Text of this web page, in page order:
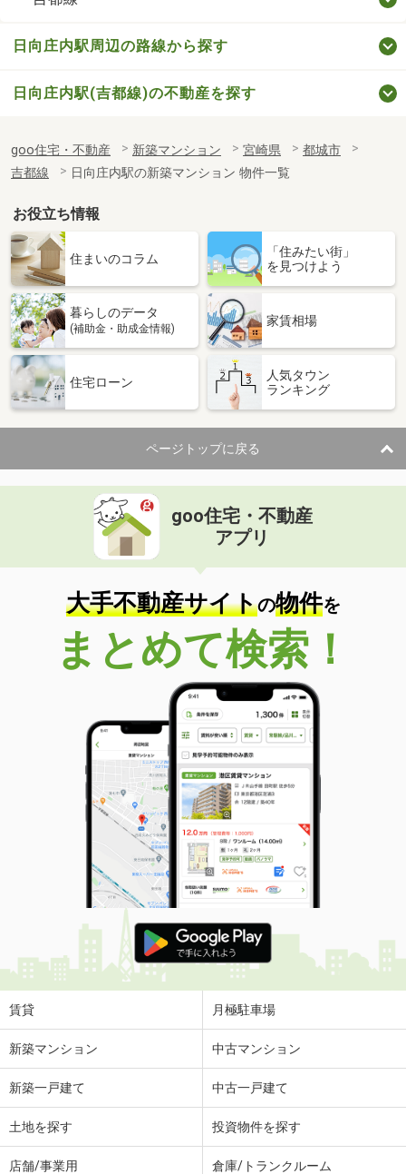
日向庄内駅周辺の路線から探す
日向庄内駅(吉都線)の不動産を探す
goo住宅・不動産 新築マンション 宮崎県
都城市
吉都線
日向庄内駅の新築マンション 物件一覧
お役立ち情報
住まいのコラム
「住みたい街」
を見つけよう
暮らしのデータ
(補助金・助成金情報)
家賃相場
住宅ローン
人気タウン
ランキング
ページトップに戻る
goo住宅・不動産
アプリ
大手不動産サイトの物件を
まとめて検索！
賃貸 月極駐車場
新築マンション 中古マンション
新築一戸建て 中古一戸建て
土地を探す 投資物件を探す
店舗/事業用 倉庫/トランクルーム